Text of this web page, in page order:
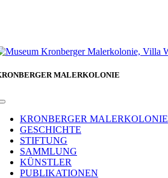
MALERKOLONIE
Toggle
NavigationKRONBERGER MALERKOLONIE
GESCHICHTE
STIFTUNG
SAMMLUNG
KÜNSTLER
PUBLIKATIONEN